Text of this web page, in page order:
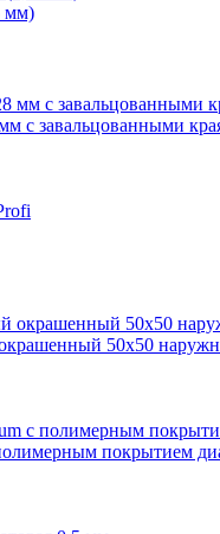
мм)
с завальцованными
50х50
покрытием